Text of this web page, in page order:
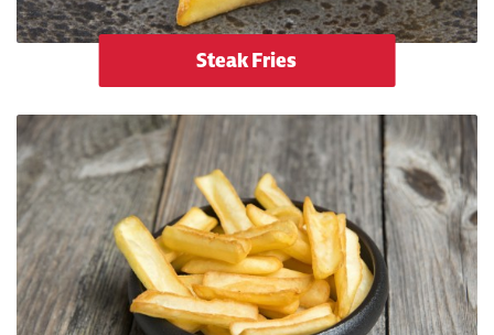
Steak Fries